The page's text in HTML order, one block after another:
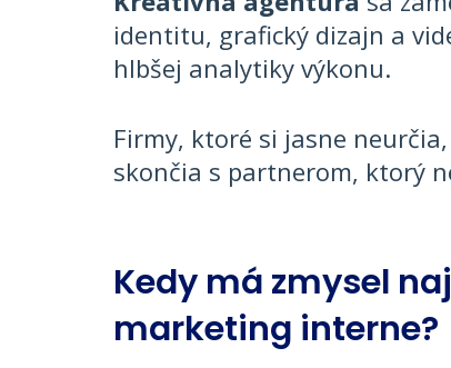
identitu, grafický dizajn a
hlbšej analytiky výkonu.
Firmy, ktoré si jasne
skončia s partnerom, ktorý
Kedy má zmysel
marketing interne?